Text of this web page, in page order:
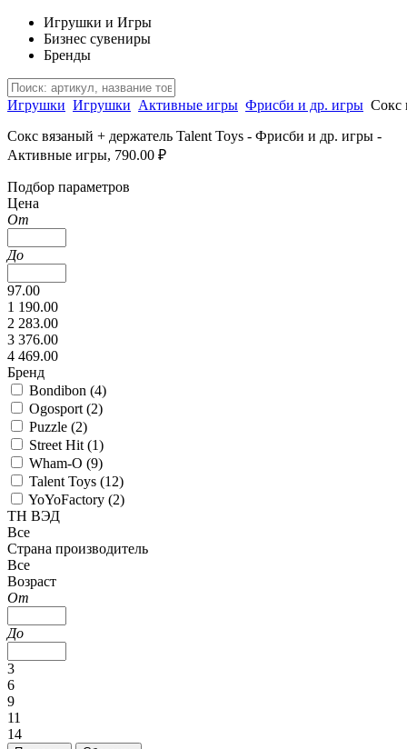
Игрушки и Игры
Бизнес сувениры
Бренды
Игрушки Игрушки Активные игры Фрисби и др. игры Сокс
Сокс вязаный + держатель Talent Toys - Фрисби и др. игры -
Активные игры, 790.00 ₽
Подбор параметров
Цена
От
До
97.00
1 190.00
2 283.00
3 376.00
4 469.00
Бренд
Bondibon (4)
Ogosport (2)
Puzzle (2)
Street Hit (1)
Wham-O (9)
Talent Toys (12)
YoYoFactory (2)
ТН ВЭД
Все
Страна производитель
Все
Возраст
От
До
3
6
9
11
14